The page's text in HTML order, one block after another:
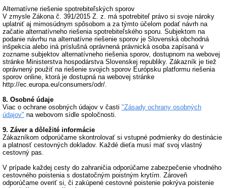
Alternatívne riešenie spotrebiteľských sporov
V zmysle Zákona č. 391/2015 Z. z. má spotrebiteľ právo si svoje nároky
uplatniť aj mimosúdnym spôsobom a za týmto účelom podať návrh na
začatie alternatívneho riešenia spotrebiteľského sporu. Subjektom na
podanie návrhu na alternatívne riešenie sporov je Slovenská obchodná
inšpekcia alebo iná príslušná oprávnená právnická osoba zapísaná v
zozname subjektov alternatívneho riešenia sporov, dostupnom na webovej
stránke Ministerstva hospodárstva Slovenskej republiky. Zákazník je tiež
oprávnený použiť na riešenie svojich sporov Európsku platformu riešenia
sporov online, ktorá je dostupná na webovej stránke
http://ec.europa.eu/consumers/odr/.
8. Osobné údaje
Viac o ochrane osobných údajov v časti "Zásady ochrany osobných
údajov" na webovom sídle spoločnosti.
9. Záver a dôležité informácie
Zákazníkom odporúčame skontrolovať si vstupné podmienky do destinácie
a platnosť cestovných dokladov. Každé dieťa musí mať svoj vlastný
cestovný pas.
V prípade každej cesty do zahraničia odporúčame zabezpečenie vhodného
cestovného poistenia s dostatočným poistným krytím. Zároveň
odporúčame overiť si, či zakúpené cestovné poistenie pokrýva poistenie